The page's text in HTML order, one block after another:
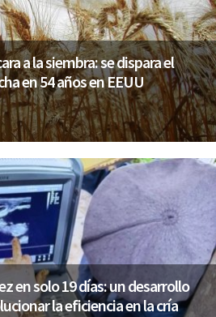
a la siembra: se dispara el
en 54 años en EEUU
en solo 19 días: un desarrollo
la eficiencia en la cría